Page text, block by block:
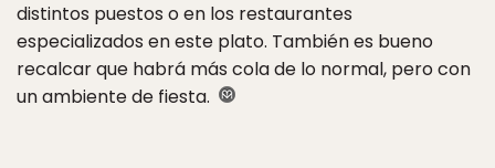
distintos puestos o en los restaurantes
especializados en este plato. También es bueno
recalcar que habrá más cola de lo normal, pero con
un ambiente de fiesta.